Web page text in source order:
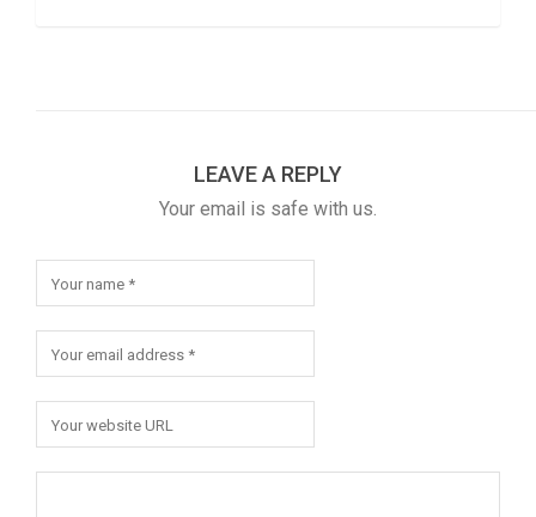
LEAVE A REPLY
Your email is safe with us.